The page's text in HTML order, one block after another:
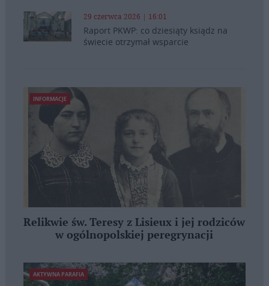
29 czerwca 2026 | 16:01
Raport PKWP: co dziesiąty ksiądz na
świecie otrzymał wsparcie
INFORMACJE
Relikwie św. Teresy z Lisieux i jej rodziców
w ogólnopolskiej peregrynacji
AKTYWNA PARAFIA